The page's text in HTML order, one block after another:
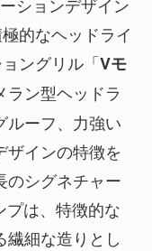
ションデザイン
的なヘッドライ
ングリル「Vモ
ラン型ヘッドラ
ルーフ、力強い
ザインの特徴を
のシグネチャー
プは、特徴的な
細な造りとし